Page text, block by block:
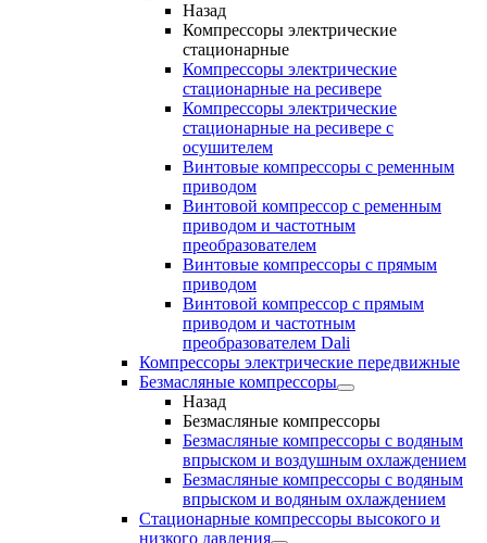
Назад
Компрессоры электрические
стационарные
Компрессоры электрические
стационарные на ресивере
Компрессоры электрические
стационарные на ресивере с
осушителем
Винтовые компрессоры с ременным
приводом
Винтовой компрессор с ременным
приводом и частотным
преобразователем
Винтовые компрессоры с прямым
приводом
Винтовой компрессор с прямым
приводом и частотным
преобразователем Dali
Компрессоры электрические передвижные
Безмасляные компрессоры
Назад
Безмасляные компрессоры
Безмасляные компрессоры с водяным
впрыском и воздушным охлаждением
Безмасляные компрессоры с водяным
впрыском и водяным охлаждением
Стационарные компрессоры высокого и
низкого давления